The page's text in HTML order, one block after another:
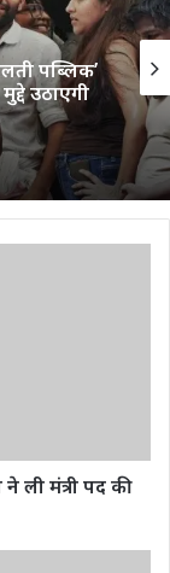
अधीक्षिका
मारती
छात्राओं
ली मंत्री पद की